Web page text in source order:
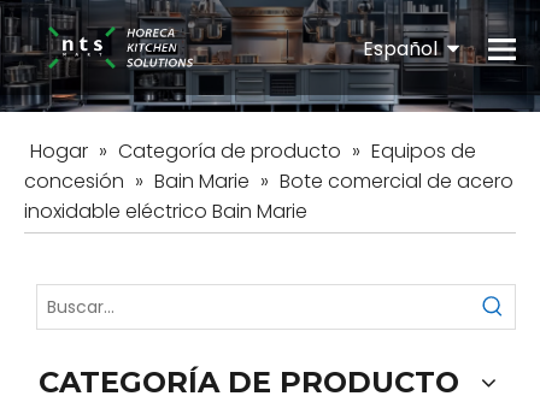
Español
English
Hogar » Categoría de producto » Equipos de
concesión » Bain Marie » Bote comercial de acero
inoxidable eléctrico Bain Marie
CATEGORÍA DE PRODUCTO